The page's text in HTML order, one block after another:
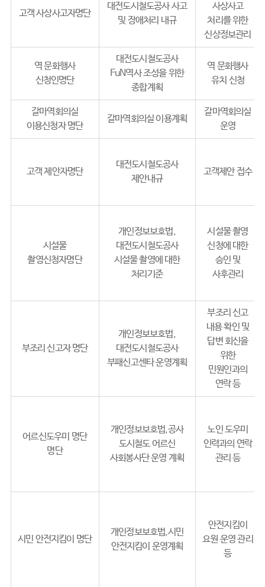
고객 사상사고자명단
대전도시철도공사 사고
및 장애처리 내규
사상사고
처리를 위한
신상정보관리
역 문화행사
신청인명단
대전도시철도공사
FuN역사 조성을 위한
종합계획
역 문화행사
유치 신청
갈마역회의실
이용신청자 명단
갈마역회의실 이용계획
갈마역회의실
운영
고객 제안자명단
대전도시철도공사
제안내규
고객제안 접수
시설물
촬영신청자명단
개인정보보호법,
대전도시철도공사
시설물 촬영에 대한
처리기준
시설물 촬영
신청에 대한
승인 및
사후관리
부조리 신고자 명단
개인정보보호법,
대전도시철도공사
부패신고센타 운영계획
부조리 신고
내용 확인 및
답변 회신을
위한
민원인과의
연락 등
어르신도우미 명단
명단
개인정보보호법,공사
도시철도 어르신
사회봉사단 운영 계획
노인 도우미
인력과의 연락
관리 등
시민 안전지킴이 명단
개인정보보호법,시민
안전지킴이 운영계획
안전지킴이
요원 운영 관리
등